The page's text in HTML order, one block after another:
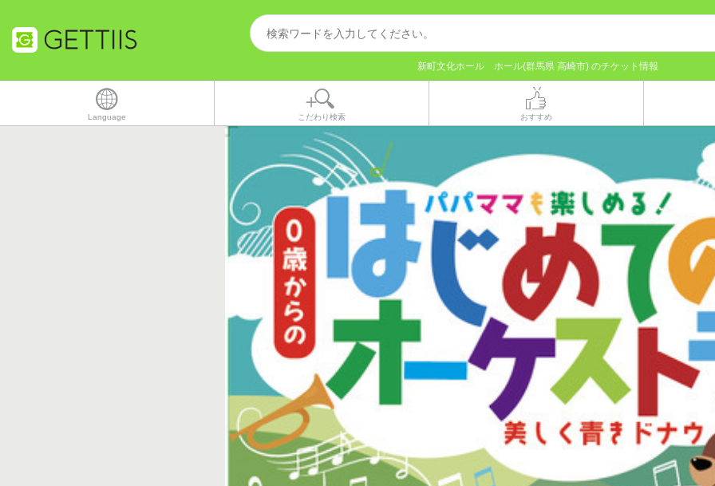
新町文化ホール ホール(群馬県 高崎市) のチケット情報
Language こだわり検索 おすすめ